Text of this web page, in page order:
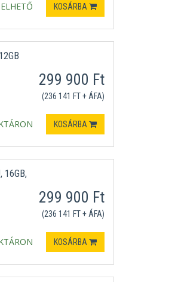
KOSÁRBA
299 900 Ft
(236 141 FT + ÁFA)
KOSÁRBA
16GB,
299 900 Ft
(236 141 FT + ÁFA)
KOSÁRBA